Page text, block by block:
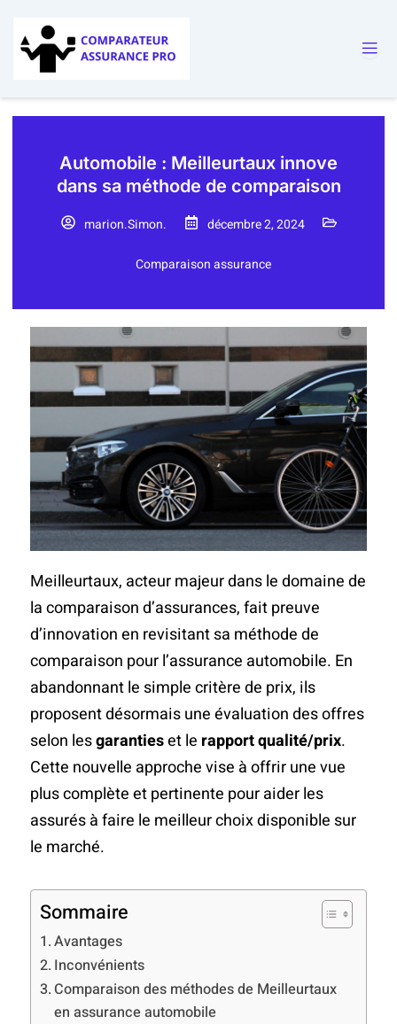
Automobile : Meilleurtaux innove
dans sa méthode de comparaison
marion.Simon. décembre 2, 2024
Comparaison assurance
Meilleurtaux, acteur majeur dans le domaine de
la comparaison d’assurances, fait preuve
d’innovation en revisitant sa méthode de
comparaison pour l’assurance automobile. En
abandonnant le simple critère de prix, ils
proposent désormais une évaluation des offres
selon lesgarantieset le rapport qualité/prix.
Cette nouvelle approche vise à offrir une vue
plus complète et pertinente pour aider les
assurés à faire le meilleur choix disponible sur
le marché.
Sommaire
Avantages
Inconvénients
Comparaison des méthodes de Meilleurtaux
en assurance automobile